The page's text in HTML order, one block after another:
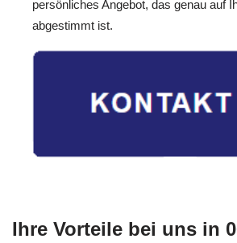
persönliches Angebot, das genau auf
abgestimmt ist.
Ihre Vorteile bei uns in